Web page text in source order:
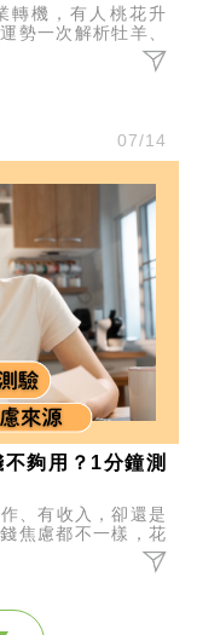
轉機，有人桃花升
勢一次解析牡羊、
向。
07/14
夠用？1分鐘測
、有收入，卻還是
焦慮都不一樣，花
正來自哪裡！